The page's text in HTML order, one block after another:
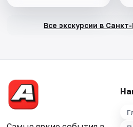
Все экскурсии в